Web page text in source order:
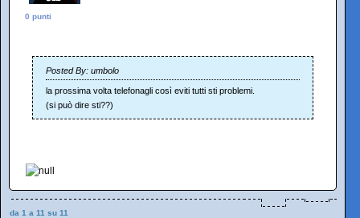
0 punti
Posted By: umbolo
la prossima volta telefonagli così eviti tutti sti problemi.
(si può dire sti??)
da 1 a 11 su 11